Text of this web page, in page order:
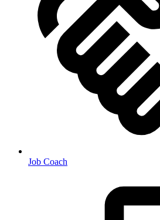
Job Coach